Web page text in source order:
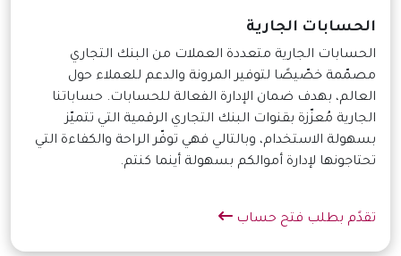
الحسابات الجارية
الحسابات الجارية متعددة العملات من البنك التجاري
مصمّمة خصّيصًا لتوفير المرونة والدعم للعملاء حول
العالم، بهدف ضمان الإدارة الفعالة للحسابات. حساباتنا
الجارية مُعزّزة بقنوات البنك التجاري الرقمية التي تتميّز
بسهولة الاستخدام، وبالتالي فهي توفّر الراحة والكفاءة التي
تحتاجونها لإدارة أموالكم بسهولة أينما كنتم.
تقدًم بطلب فتح حساب